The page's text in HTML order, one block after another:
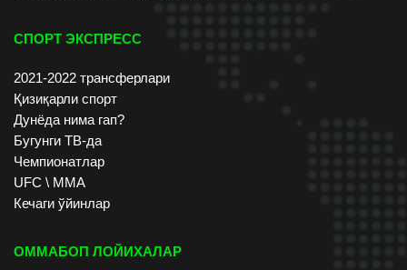
СПОРТ ЭКСПРЕСС
2021-2022 трансферлари
Қизиқарли спорт
Дунёда нима гап?
Бугунги ТВ-да
Чемпионатлар
UFC \ ММА
Кечаги ўйинлар
ОММАБОП ЛОЙИХАЛАР